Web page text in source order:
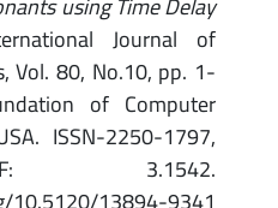
Journal of
Vol. 80, No.10, pp. 1-
of Computer
ISSN-2250-1797,
3.1542.